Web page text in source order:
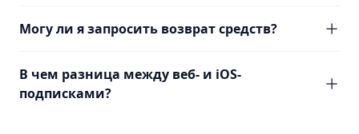
Могу ли я запросить возврат средств?
В чем разница между веб- и iOS-
подписками?